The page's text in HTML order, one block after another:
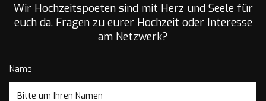
Wir Hochzeitspoeten sind mit Herz und Seele für
euch da. Fragen zu eurer Hochzeit oder Interesse
am Netzwerk?
Name